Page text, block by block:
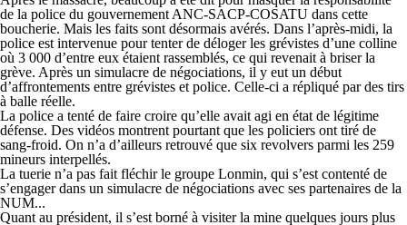
de la police du gouvernement ANC-SACP-COSATU dans cette
boucherie. Mais les faits sont désormais avérés. Dans l’après-midi, la
police est intervenue pour tenter de déloger les grévistes d’une colline
où 3 000 d’entre eux étaient rassemblés, ce qui revenait à briser la
grève. Après un simulacre de négociations, il y eut un début
d’affrontements entre grévistes et police. Celle-ci a répliqué par des tirs
à balle réelle.
La police a tenté de faire croire qu’elle avait agi en état de légitime
défense. Des vidéos montrent pourtant que les policiers ont tiré de
sang-froid. On n’a d’ailleurs retrouvé que six revolvers parmi les 259
mineurs interpellés.
La tuerie n’a pas fait fléchir le groupe Lonmin, qui s’est contenté de
s’engager dans un simulacre de négociations avec ses partenaires de la
NUM...
Quant au président, il s’est borné à visiter la mine quelques jours plus